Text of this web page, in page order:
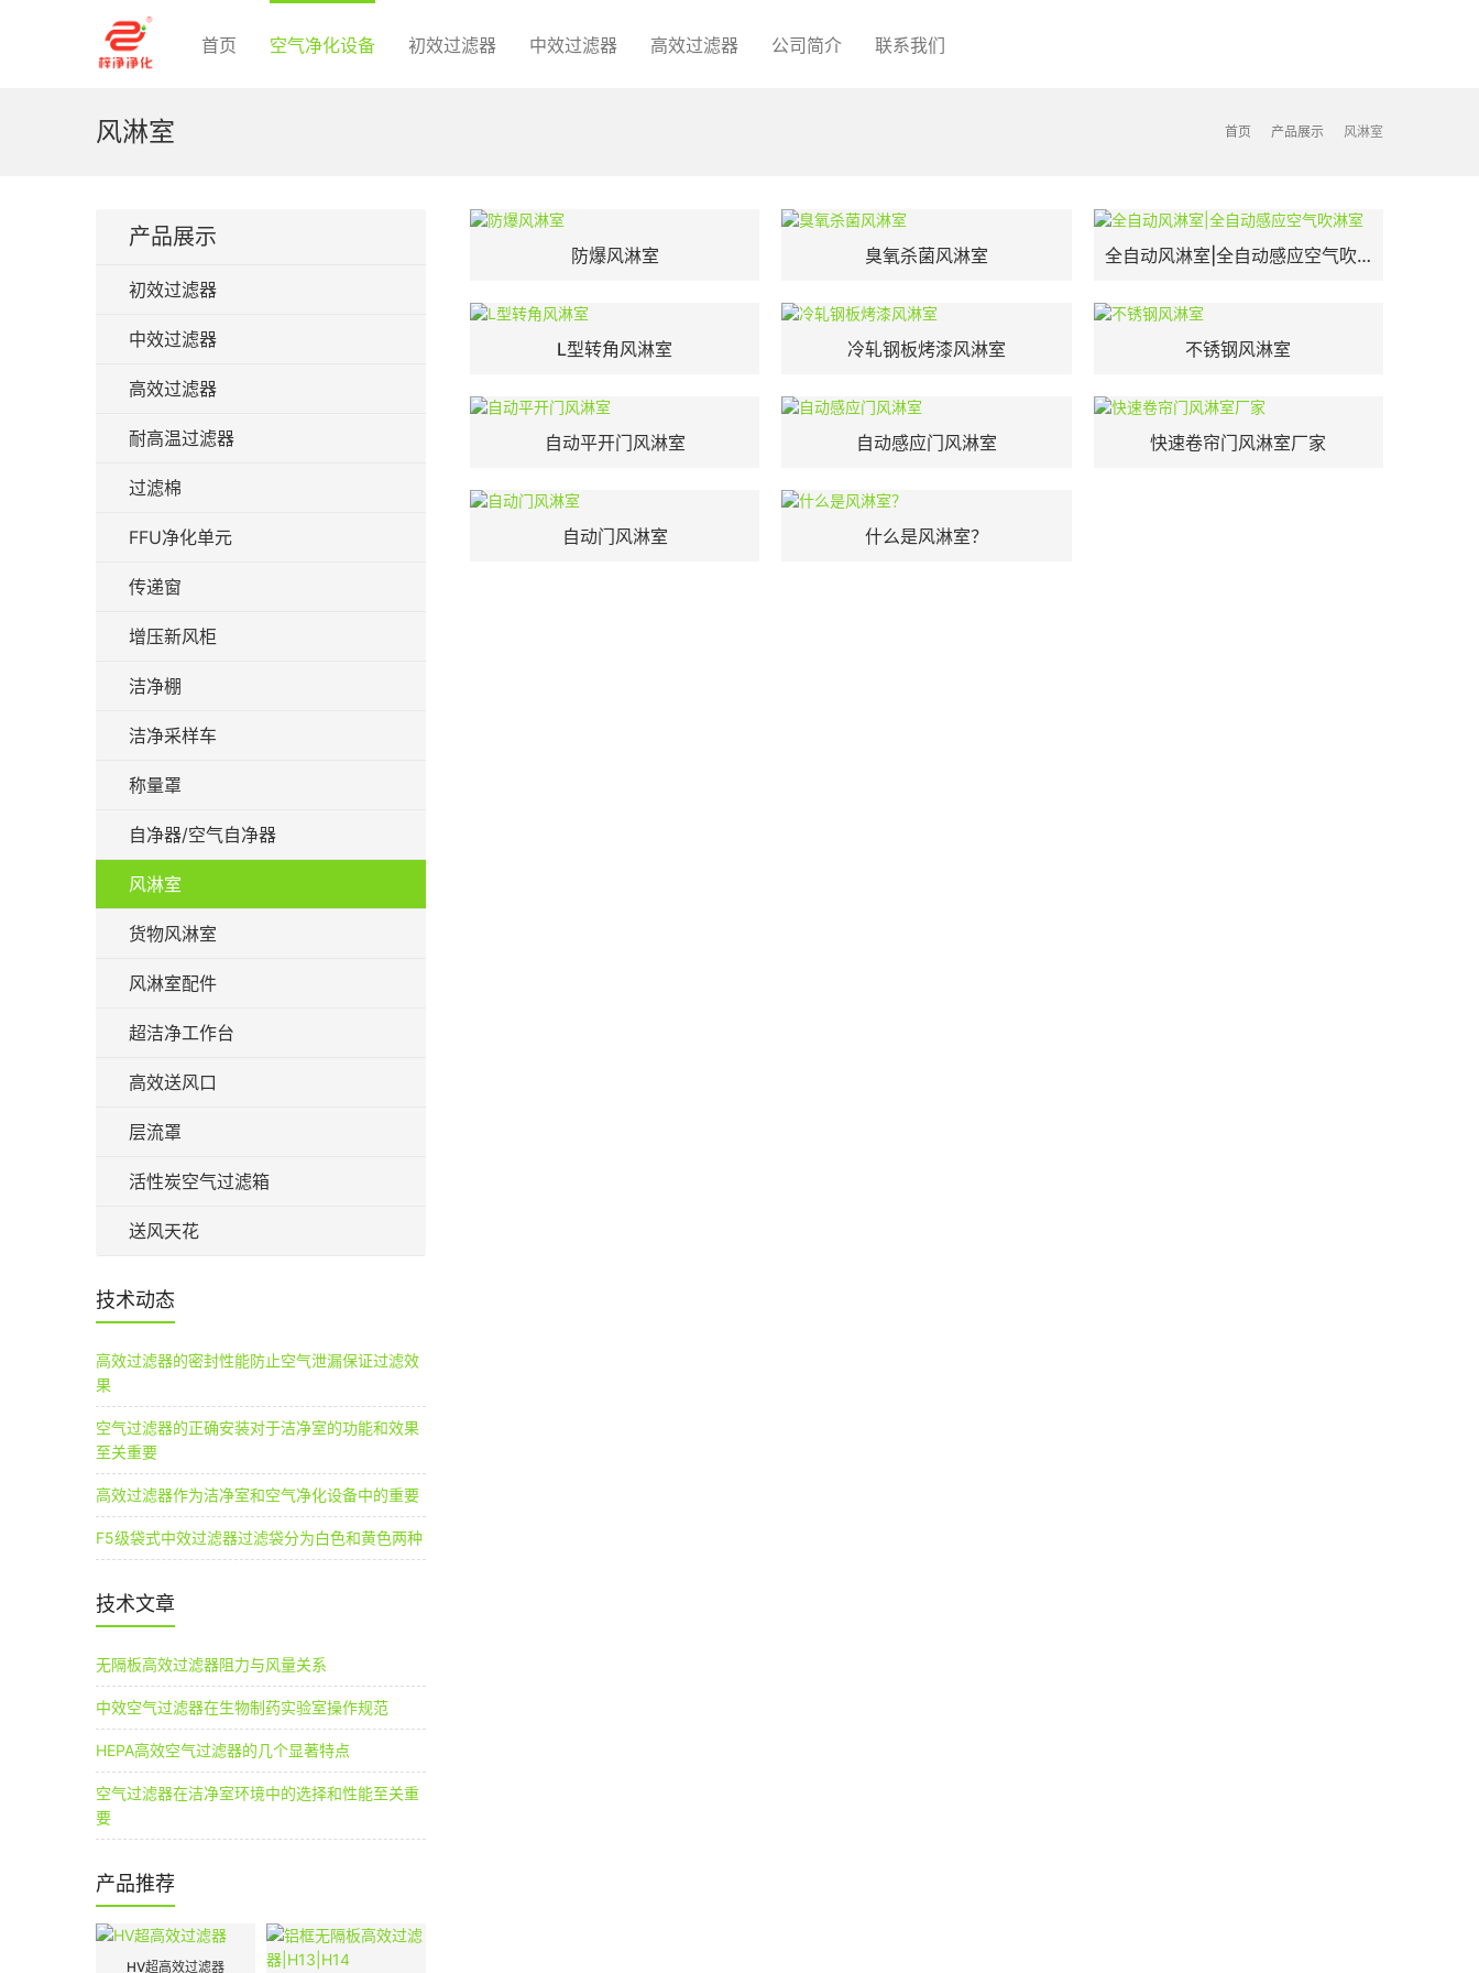
首页 空气净化设备 初效过滤器 中效过滤器 高效过滤器 公司简介 联系我们
首页 产品展示 风淋室
风淋室
防爆风淋室 臭氧杀菌风淋室 全自动风淋室|全自动感应空气吹淋室
L型转角风淋室 冷轧钢板烤漆风淋室 不锈钢风淋室
自动平开门风淋室 自动感应门风淋室 快速卷帘门风淋室厂家
自动门风淋室 什么是风淋室？
产品展示
初效过滤器
中效过滤器
高效过滤器
耐高温过滤器
过滤棉
FFU净化单元
传递窗
增压新风柜
洁净棚
洁净采样车
称量罩
自净器/空气自净器
风淋室
货物风淋室
风淋室配件
超洁净工作台
高效送风口
层流罩
活性炭空气过滤箱
送风天花
技术动态
高效过滤器的密封性能防止空气泄漏保证过滤效
果
空气过滤器的正确安装对于洁净室的功能和效果
至关重要
高效过滤器作为洁净室和空气净化设备中的重要
F5级袋式中效过滤器过滤袋分为白色和黄色两种
技术文章
无隔板高效过滤器阻力与风量关系
中效空气过滤器在生物制药实验室操作规范
HEPA高效空气过滤器的几个显著特点
空气过滤器在洁净室环境中的选择和性能至关重
要
产品推荐
HV超高效过滤器